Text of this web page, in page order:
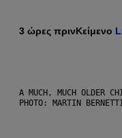
3 ώρες πρινΚείμενο
A MUCH, MUCH OLDER
PHOTO: MARTIN